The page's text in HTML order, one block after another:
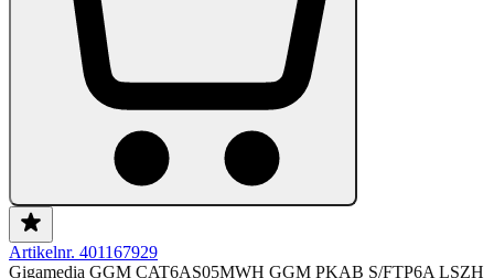
Artikelnr. 401167929
Gigamedia GGM CAT6AS05MWH GGM PKAB S/FTP6A LSZH